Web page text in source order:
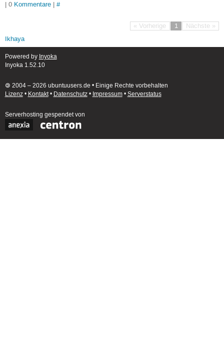
| 0 Kommentare| #
« Vorherige 1 Nächste »
Ikhaya
Powered by Inyoka
Inyoka 1.52.10
🄯 2004 – 2026 ubuntuusers.de • Einige Rechte vorbehalten
Lizenz• Kontakt• Datenschutz• Impressum• Serverstatus
Serverhosting gespendet von